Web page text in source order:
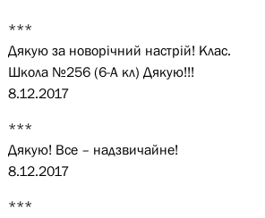
***
Дякую за новорічний настрій! Клас.
Школа №256 (6-А кл) Дякую!!!
8.12.2017
***
Дякую! Все – надзвичайне!
8.12.2017
***